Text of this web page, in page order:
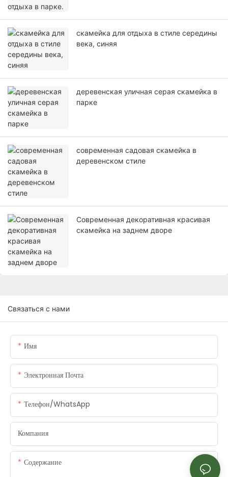
скамейка для отдыха в стиле середины
века, синяя
деревенская уличная серая скамейка в
парке
современная садовая скамейка в
деревенском стиле
Современная декоративная красивая
скамейка на заднем дворе
Связаться с нами
Имя
Электронная Почта
Телефон/WhatsApp
Компания
Содержание